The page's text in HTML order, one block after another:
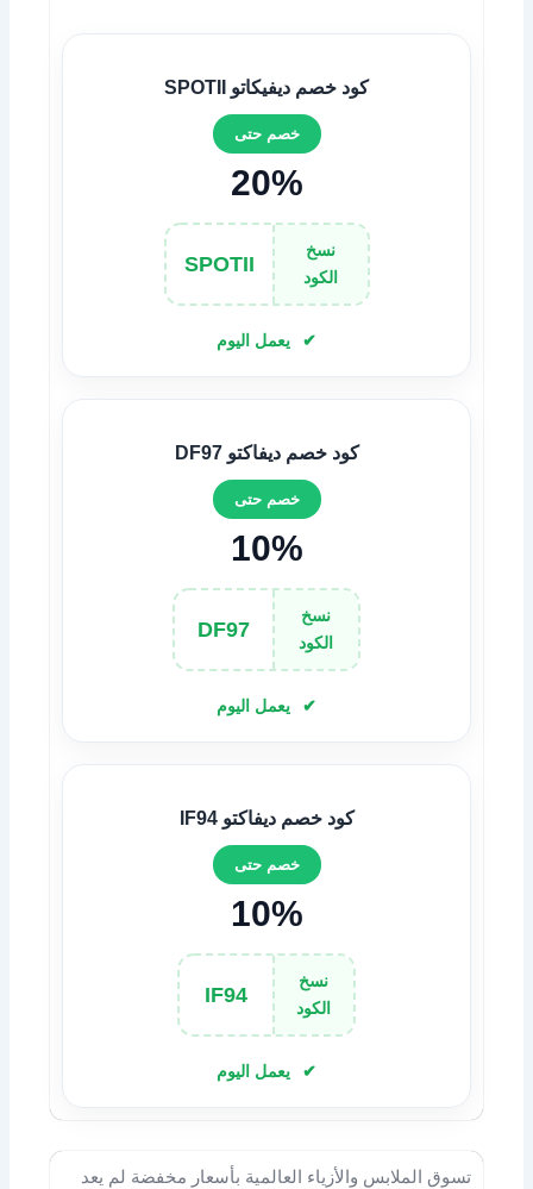
كود خصم ديفيكاتو SPOTII
خصم حتى
20%
نسخ
الكود
SPOTII
يعمل اليوم
كود خصم ديفاكتو DF97
خصم حتى
10%
نسخ
الكود
DF97
يعمل اليوم
كود خصم ديفاكتو IF94
خصم حتى
10%
نسخ
الكود
IF94
يعمل اليوم
تسوق الملابس والأزياء العالمية بأسعار مخفضة لم يعد